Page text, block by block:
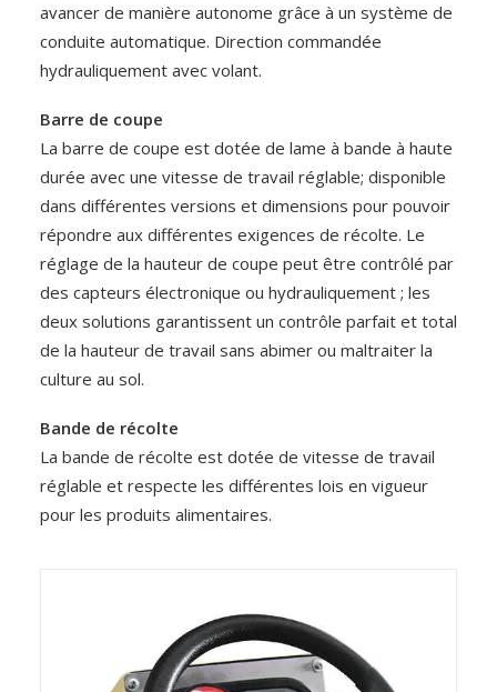
avancer de manière autonome grâce à un système de
conduite automatique. Direction commandée
hydrauliquement avec volant.
Barre de coupe
La barre de coupe est dotée de lame à bande à haute
durée avec une vitesse de travail réglable; disponible
dans différentes versions et dimensions pour pouvoir
répondre aux différentes exigences de récolte. Le
réglage de la hauteur de coupe peut être contrôlé par
des capteurs électronique ou hydrauliquement ; les
deux solutions garantissent un contrôle parfait et total
de la hauteur de travail sans abimer ou maltraiter la
culture au sol.
Bande de récolte
La bande de récolte est dotée de vitesse de travail
réglable et respecte les différentes lois en vigueur
pour les produits alimentaires.